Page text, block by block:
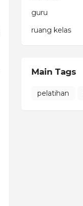
guru
ruang kelas
Main Tags
pelatihan